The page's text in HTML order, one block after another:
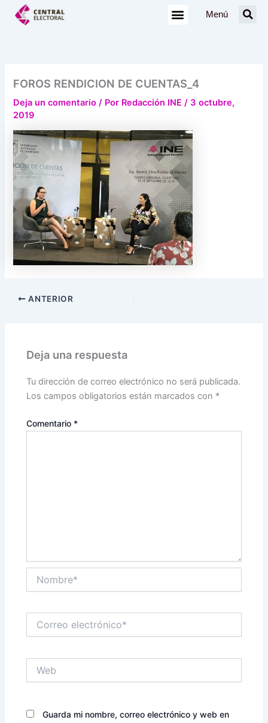
Menú
FOROS RENDICION DE CUENTAS_4
Deja un comentario / Por Redacción INE/ 3 octubre,
2019
ANTERIOR
Deja una respuesta
Tu dirección de correo electrónico no será publicada.
Los campos obligatorios están marcados con *
Comentario *
electrónico*
Guarda mi nombre, correo electrónico y web en